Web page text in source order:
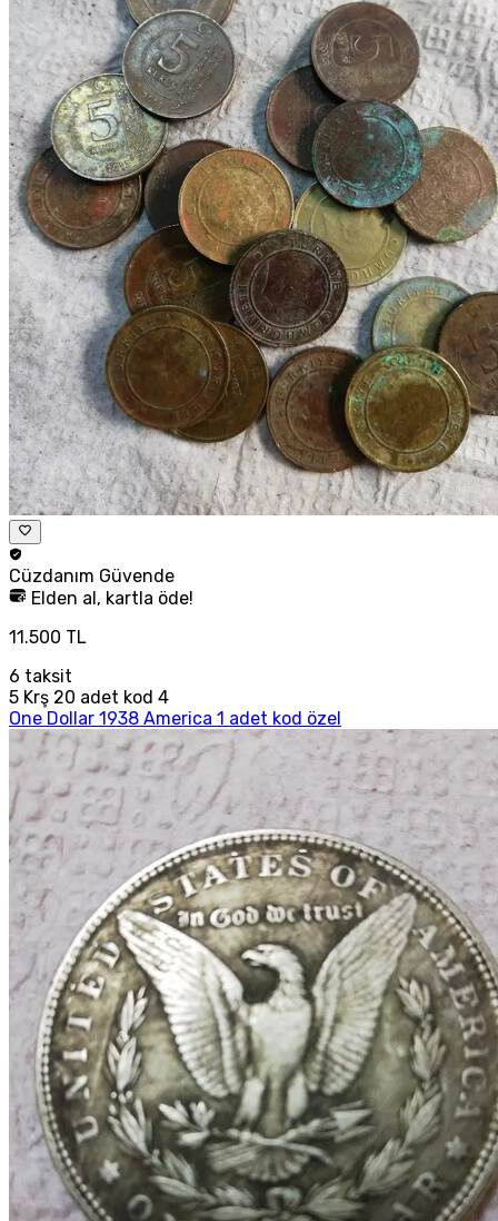
Cüzdanım Güvende
Elden al, kartla öde!
11.500 TL
6 taksit
5 Krş 20 adet kod 4
One Dollar 1938 America 1 adet kod özel